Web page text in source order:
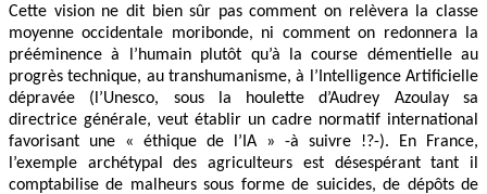
Cette vision ne dit bien sûr pas comment on relèvera la classe
moyenne occidentale moribonde, ni comment on redonnera la
prééminence à l’humain plutôt qu’à la course démentielle au
progrès technique, au transhumanisme, à l’Intelligence Artificielle
dépravée (l’Unesco, sous la houlette d’Audrey Azoulay sa
directrice générale, veut établir un cadre normatif international
favorisant une « éthique de l’IA » -à suivre !?-). En France,
l’exemple archétypal des agriculteurs est désespérant tant il
comptabilise de malheurs sous forme de suicides, de dépôts de